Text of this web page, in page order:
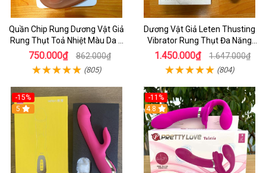
Quần Chip Rung Dương Vật Giả
Rung Thụt Toả Nhiệt Màu Da 7
Chế Độ Thụt _ Điều Khiển Từ Xa
Bằng Remote
750.000₫ 862.000₫
(805)
Dương Vật Giả Leten Thusting
Vibrator Rung Thụt Đa Năng
_Kết Hợp Lưỡi Liếm Uấn Cong
Rung Cưc Mạnh
1.450.000₫ 1.647.000₫
(804)
-15%
5
-11%
4.8